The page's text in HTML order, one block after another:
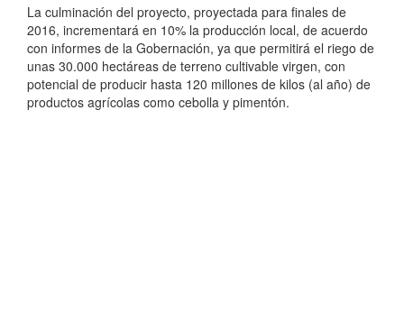
La culminación del proyecto, proyectada para finales de
2016, incrementará en 10% la producción local, de acuerdo
con informes de la Gobernación, ya que permitirá el riego de
unas 30.000 hectáreas de terreno cultivable virgen, con
potencial de producir hasta 120 millones de kilos (al año) de
productos agrícolas como cebolla y pimentón.